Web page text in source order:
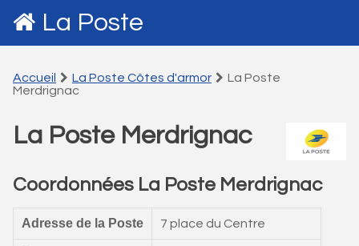
La Poste
Accueil La Poste Côtes d'armor
La Poste
Merdrignac
La Poste Merdrignac
Coordonnées La Poste Merdrignac
Adresse de la Poste 7 place du Centre